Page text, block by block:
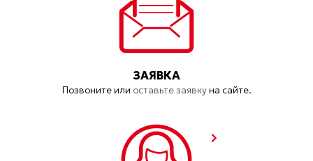
ЗАЯВКА
Позвоните или оставьте заявкуна сайте.